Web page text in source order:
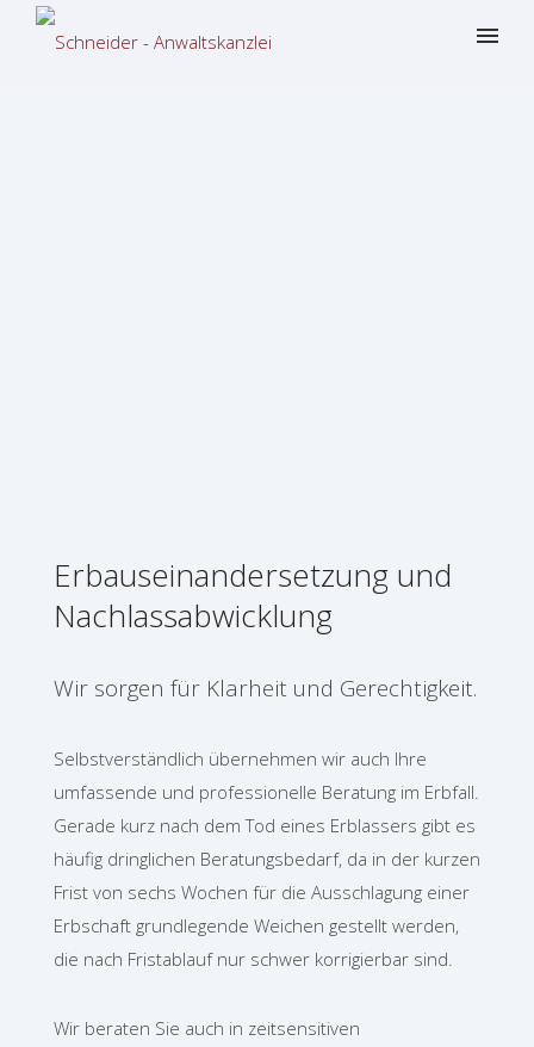
Erbauseinandersetzung und
Nachlassabwicklung
Wir sorgen für Klarheit und Gerechtigkeit.
Selbstverständlich übernehmen wir auch Ihre
umfassende und professionelle Beratung im Erbfall.
Gerade kurz nach dem Tod eines Erblassers gibt es
häufig dringlichen Beratungsbedarf, da in der kurzen
Frist von sechs Wochen für die Ausschlagung einer
Erbschaft grundlegende Weichen gestellt werden,
die nach Fristablauf nur schwer korrigierbar sind.
Wir beraten Sie auch in zeitsensitiven